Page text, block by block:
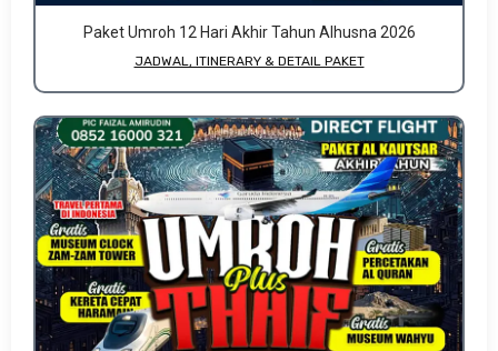
Paket Umroh 12 Hari Akhir Tahun Alhusna 2026
JADWAL, ITINERARY & DETAIL PAKET